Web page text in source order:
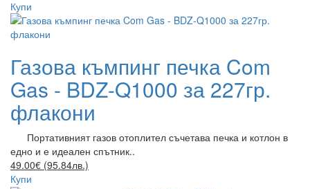
Купи
Газова къмпинг печка Com
Gas - BDZ-Q1000 за 227гр.
флакони
Портативният газов отоплител съчетава печка и котлон в
едно и е идеален спътник..
49.00€ (95.84лв.)
Купи